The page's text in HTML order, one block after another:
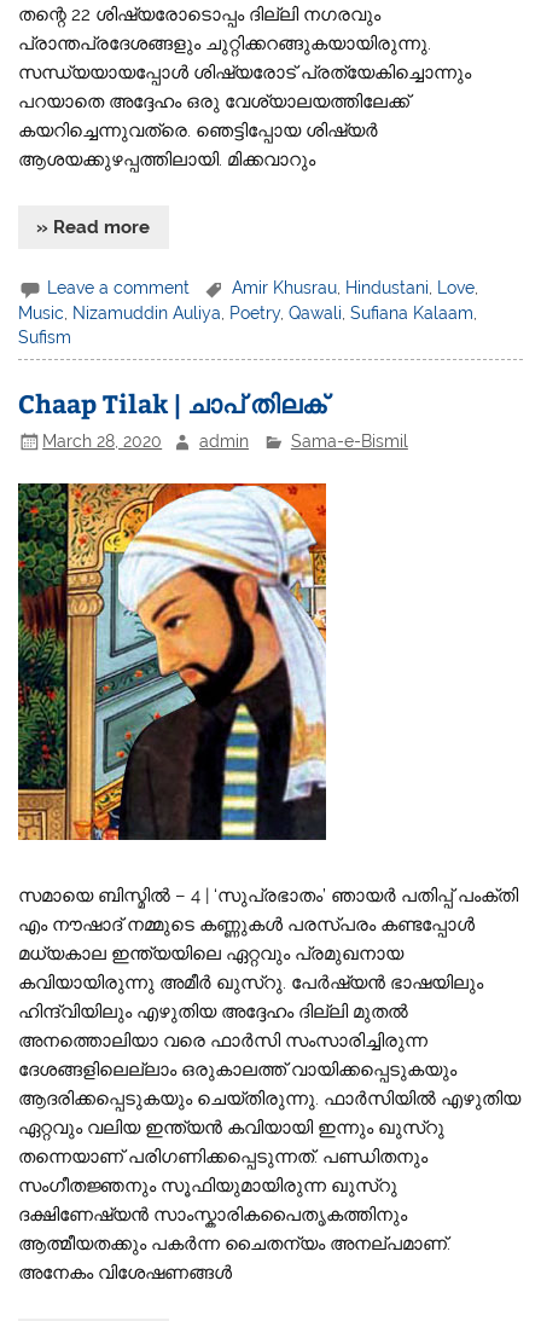
തന്റെ 22 ശിഷ്യരോടൊപ്പം ദില്ലി നഗരവും
പ്രാന്തപ്രദേശങ്ങളും ചുറ്റിക്കറങ്ങുകയായിരുന്നു.
സന്ധ്യയായപ്പോൾ ശിഷ്യരോട് പ്രത്യേകിച്ചൊന്നും
പറയാതെ അദ്ദേഹം ഒരു വേശ്യാലയത്തിലേക്ക്
കയറിച്ചെന്നുവത്രെ. ഞെട്ടിപ്പോയ ശിഷ്യർ
ആശയക്കുഴപ്പത്തിലായി. മിക്കവാറും
» Read more
Leave a comment Amir Khusrau Hindustani Love
Music
Nizamuddin Auliya Poetry,Qawali ,Sufiana Kalaam
Sufism
Chaap Tilak | ചാപ് തിലക്
March 28, 2020 admin Sama-e-Bismil
സമായെ ബിസ്മിൽ – 4 | ‘സുപ്രഭാതം’ ഞായർ പതിപ്പ് പംക്തി
എം നൗഷാദ് നമ്മുടെ കണ്ണുകൾ പരസ്‌പരം കണ്ടപ്പോൾ
മധ്യകാല ഇന്ത്യയിലെ ഏറ്റവും പ്രമുഖനായ
കവിയായിരുന്നു അമീർ ഖുസ്‌റു. പേർഷ്യൻ ഭാഷയിലും
ഹിന്ദ്‌വിയിലും എഴുതിയ അദ്ദേഹം ദില്ലി മുതൽ
അനത്തൊലിയാ വരെ ഫാർസി സംസാരിച്ചിരുന്ന
ദേശങ്ങളിലെല്ലാം ഒരുകാലത്ത് വായിക്കപ്പെടുകയും
ആദരിക്കപ്പെടുകയും ചെയ്തിരുന്നു. ഫാർസിയിൽ എഴുതിയ
ഏറ്റവും വലിയ ഇന്ത്യൻ കവിയായി ഇന്നും ഖുസ്‌റു
തന്നെയാണ് പരിഗണിക്കപ്പെടുന്നത്. പണ്ഡിതനും
സംഗീതജ്ഞനും സൂഫിയുമായിരുന്ന ഖുസ്‌റു
ദക്ഷിണേഷ്യൻ സാംസ്കാരികപൈതൃകത്തിനും
ആത്മീയതക്കും പകർന്ന ചൈതന്യം അനല്പമാണ്.
അനേകം വിശേഷണങ്ങൾ